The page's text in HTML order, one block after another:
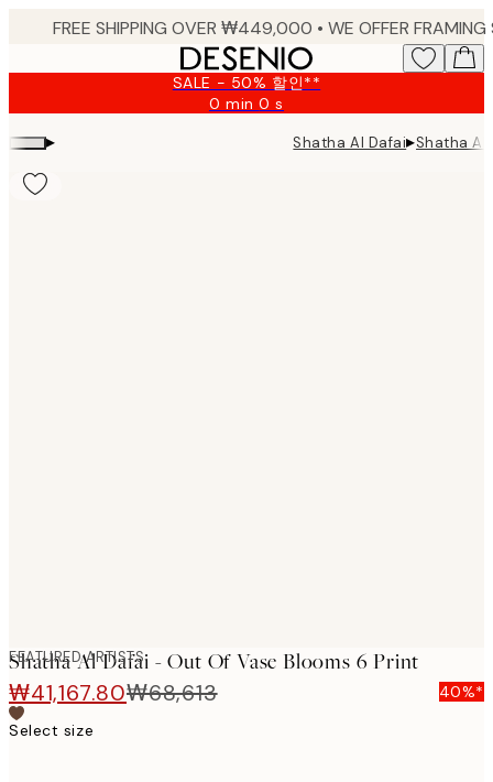
SALE - 50% 할인**
0 min0 s
Valid
2026-
▸ Shatha Al Dafai▸Shatha Al
FEATURED ARTISTS
Shatha Al Dafai - Out Of Vase Blooms 6 Print
₩41,167.80₩68,613
40%*
Select size